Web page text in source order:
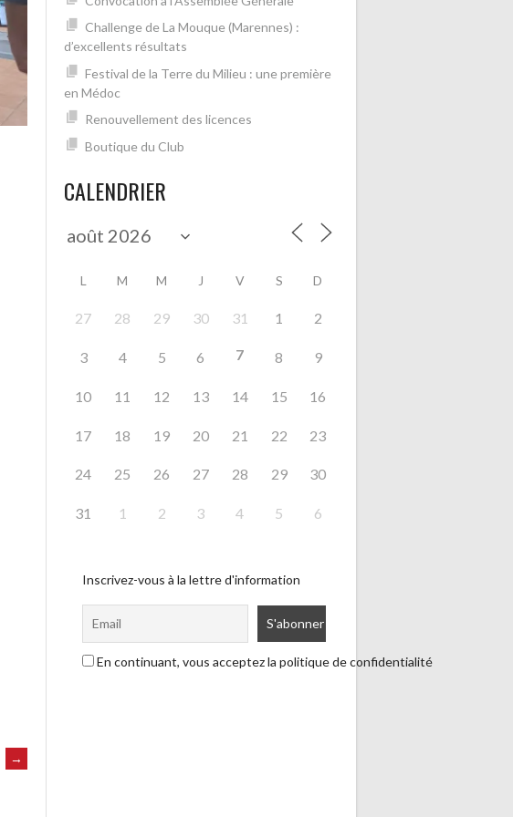
→
Challenge de La Mouque (Marennes) :
d’excellents résultats
Festival de la Terre du Milieu : une première
en Médoc
Renouvellement des licences
Boutique du Club
CALENDRIER
L M M J V S D
27 28 29 30 31 1 2
3 4 5 6 7 8 9
10 11 12 13 14 15 16
17 18 19 20 21 22 23
24 25 26 27 28 29 30
31 1 2 3 4 5 6
Inscrivez-vous à la lettre d'information
En continuant, vous acceptez la politique de confidentialité